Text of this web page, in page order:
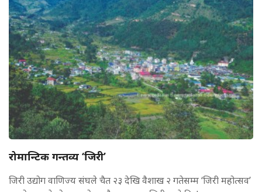
रोमान्टिक गन्तव्य ‘जिरी’
जिरी उद्योग वाणिज्य संघले चैत २३ देखि वैशाख २ गतेसम्म ‘जिरी महोत्सव’